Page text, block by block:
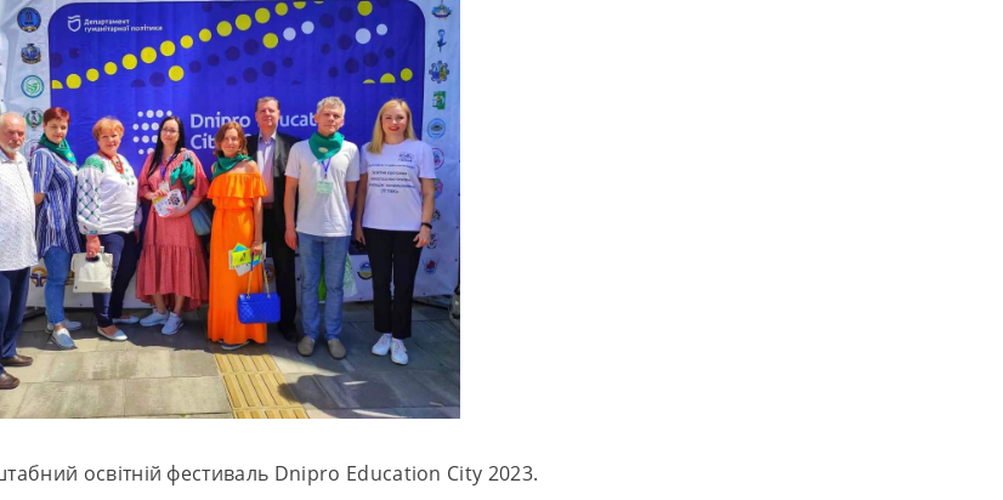
освітній фестиваль Dnipro Education City 2023.